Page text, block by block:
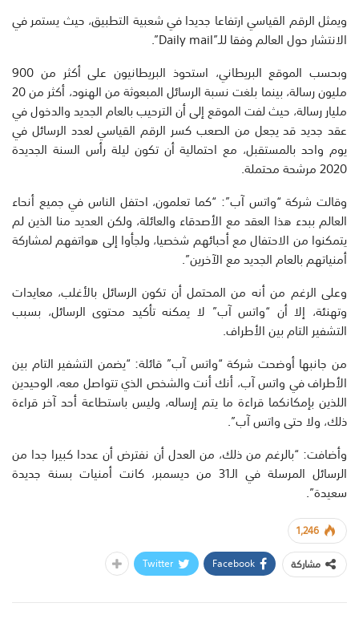
ويمثل الرقم القياسي ارتفاعا جديدا في شعبية التطبيق، حيث يستمر في
الانتشار حول العالم وفقا للـ”Daily mail”.
وبحسب الموقع البريطاني، استحوذ البريطانيون على أكثر من 900
مليون رسالة، بينما بلغت نسبة الرسائل المبعوثة من الهنود، أكثر من 20
مليار رسالة، حيث لفت الموقع إلى أن الترحيب بالعام الجديد والدخول في
عقد جديد قد يجعل من الصعب كسر الرقم القياسي لعدد الرسائل في
يوم واحد بالمستقبل، مع احتمالية أن تكون ليلة رأس السنة الجديدة
2020 مرشحة محتملة.
وقالت شركة “واتس آب”: “كما تعلمون، احتفل الناس في جميع أنحاء
العالم ببدء هذا العقد مع الأصدقاء والعائلة، ولكن العديد منا الذين لم
يتمكنوا من الاحتفال مع أحبائهم شخصيا، ولجأوا إلى هواتفهم لمشاركة
أمنياتهم بالعام الجديد مع الآخرين”.
وعلى الرغم من أنه من المحتمل أن تكون الرسائل بالأغلب، معايدات
وتهنئة، إلا أن “واتس آب” لا يمكنه تأكيد محتوى الرسائل، بسبب
التشفير التام بين الأطراف.
من جانبها أوضحت شركة “واتس آب” قائلة: “يضمن التشفير التام بين
الأطراف في واتس آب، أنك أنت والشخص الذي تتواصل معه، الوحيدين
اللذين بإمكانكما قراءة ما يتم إرساله، وليس باستطاعة أحد آخر قراءة
ذلك، ولا حتى واتس آب”.
وأضافت: “بالرغم من ذلك، من العدل أن نفترض أن عددا كبيرا جدا من
الرسائل المرسلة في الـ31 من ديسمبر، كانت أمنيات بسنة جديدة
سعيدة”.
1,246
مشاركة
Facebook
Twitter